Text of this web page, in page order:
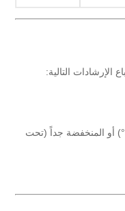
تجنب درجات الحرارة المرتفعة (فوق 40°) أو المنخفضة جداً (تحت